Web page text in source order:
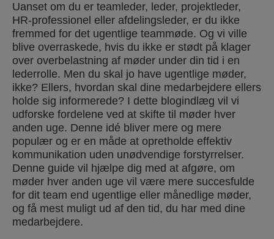
Uanset om du er teamleder, leder, projektleder,
HR-professionel eller afdelingsleder, er du ikke
fremmed for det ugentlige teammøde. Og vi ville
blive overraskede, hvis du ikke er stødt på klager
over overbelastning af møder under din tid i en
lederrolle. Men du skal jo have ugentlige møder,
ikke? Ellers, hvordan skal dine medarbejdere ellers
holde sig informerede? I dette blogindlæg vil vi
udforske fordelene ved at skifte til møder hver
anden uge. Denne idé bliver mere og mere
populær og er en måde at opretholde effektiv
kommunikation uden unødvendige forstyrrelser.
Denne guide vil hjælpe dig med at afgøre, om
møder hver anden uge vil være mere succesfulde
for dit team end ugentlige eller månedlige møder,
og få mest muligt ud af den tid, du har med dine
medarbejdere.